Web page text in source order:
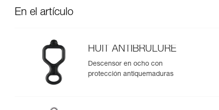
En el artículo
HUIT ANTIBRULURE
Descensor en ocho con
protección antiquemaduras